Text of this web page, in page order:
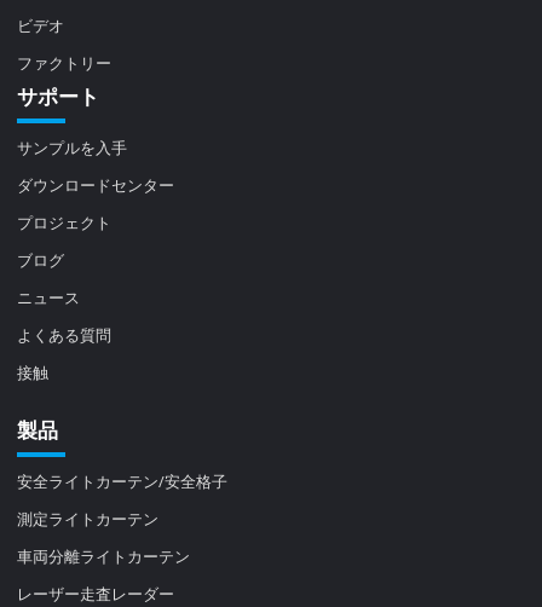
ビデオ
ファクトリー
サポート
サンプルを入手
ダウンロードセンター
プロジェクト
ブログ
ニュース
よくある質問
接触
製品
安全ライトカーテン/安全格子
測定ライトカーテン
車両分離ライトカーテン
レーザー走査レーダー